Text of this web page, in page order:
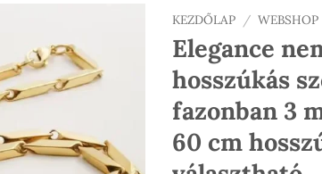
KEZDŐLAP / WEBSHOP
Elegance
hosszúkás
fazonban 3
60 cm